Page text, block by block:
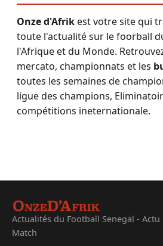
Onze d'Afrikest votre site qui
toute l'actualité sur le foorball
l'Afrique et du Monde.
mercato, championnats et les
toutes les semaines de
ligue des champions,
compétitions ineternationale.
Actualités du Football Senegal - Actu
Match